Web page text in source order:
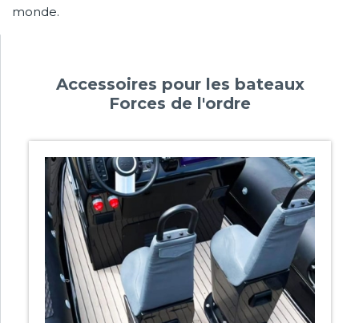
monde.
Accessoires pour les bateaux
Forces de l'ordre